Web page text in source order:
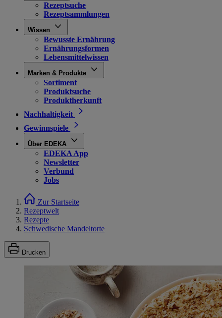
Rezeptsuche
Rezeptsammlungen
Wissen
Bewusste Ernährung
Ernährungsformen
Lebensmittelwissen
Marken & Produkte
Sortiment
Produktsuche
Produktherkunft
Nachhaltigkeit
Gewinnspiele
Über EDEKA
EDEKA App
Newsletter
Verbund
Jobs
Zur Startseite
Rezeptwelt
Rezepte
Schwedische Mandeltorte
Drucken